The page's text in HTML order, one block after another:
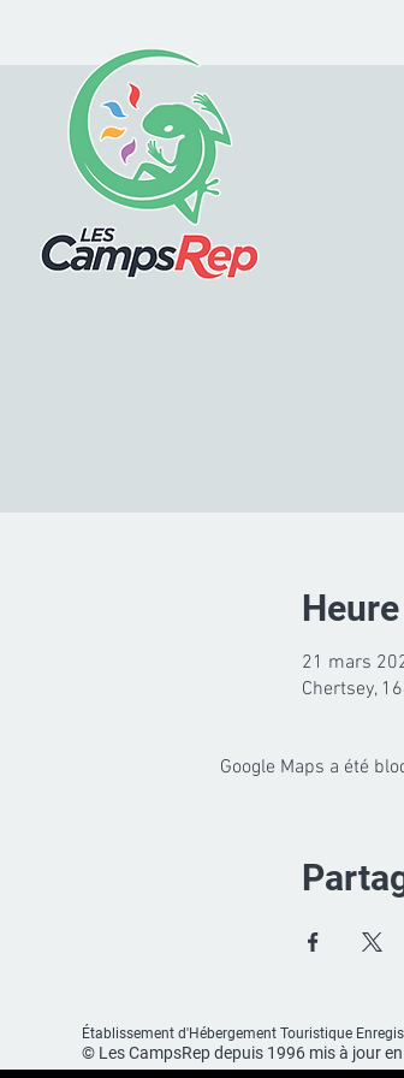
21 mars
Chertsey,
Google Maps a été
Établissement d'Hébergement Touristique
© Les CampsRep depuis 1996 mis à jour